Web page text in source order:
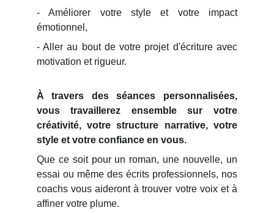
À travers des séances personnalisées,
vous travaillerez ensemble sur votre
créativité, votre structure narrative, votre
style et votre confiance en vous.
Que ce soit pour un roman, une nouvelle, un
essai ou même des écrits professionnels, nos
coachs vous aideront à trouver votre voix et à
affiner votre plume.
- Améliorer votre style et votre impact
émotionnel,
- Aller au bout de votre projet d'écriture avec
motivation et rigueur.